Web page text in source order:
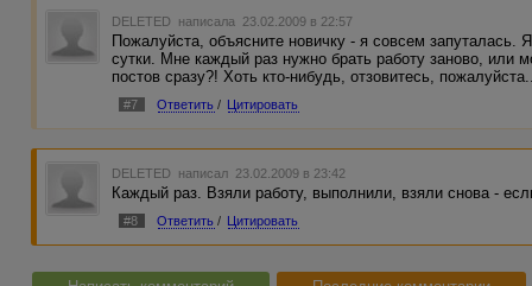
DELETED написала 23.02.2009 в 22:57
Пожалуйста, объясните новичку - я совсем запуталась.
сутки. Мне каждый раз нужно брать работу заново, или
постов сразу?! Хоть кто-нибудь, отзовитесь,
#7 Ответить / Цитировать
DELETED написал 23.02.2009 в 23:42
Каждый раз. Взяли работу, выполнили, взяли снова -
#8 Ответить / Цитировать